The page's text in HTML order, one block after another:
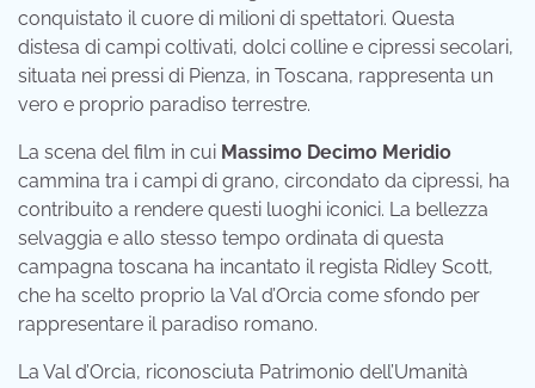
conquistato il cuore di milioni di spettatori. Questa
distesa di campi coltivati, dolci colline e cipressi secolari,
situata nei pressi di Pienza, in Toscana, rappresenta un
vero e proprio paradiso terrestre.
La scena del film in cui Massimo Decimo Meridio
cammina tra i campi di grano, circondato da cipressi, ha
contribuito a rendere questi luoghi iconici. La bellezza
selvaggia e allo stesso tempo ordinata di questa
campagna toscana ha incantato il regista Ridley Scott,
che ha scelto proprio la Val d’Orcia come sfondo per
rappresentare il paradiso romano.
La Val d’Orcia, riconosciuta Patrimonio dell’Umanità